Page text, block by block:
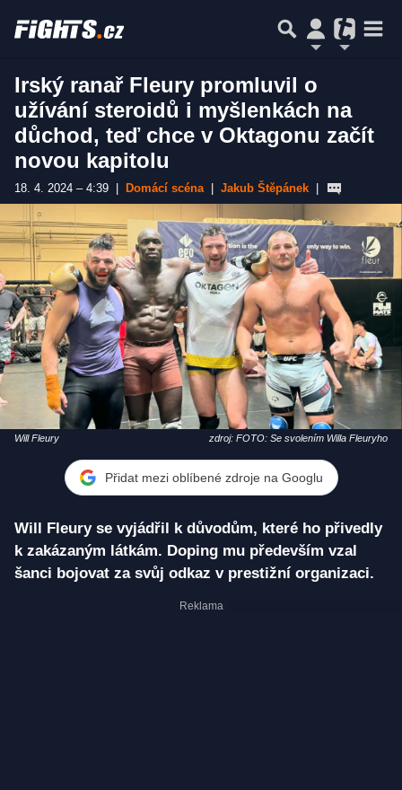
Irský ranař Fleury promluvil o
užívání steroidů i myšlenkách na
důchod, teď chce v Oktagonu začít
novou kapitolu
18. 4. 2024 – 4:39 Domácí scéna Jakub Štěpánek
Will Fleury zdroj: FOTO: Se svolením Willa Fleuryho
Přidat mezi oblíbené zdroje na Googlu
Will Fleury se vyjádřil k důvodům, které ho přivedly
k zakázaným látkám. Doping mu především vzal
šanci bojovat za svůj odkaz v prestižní organizaci.